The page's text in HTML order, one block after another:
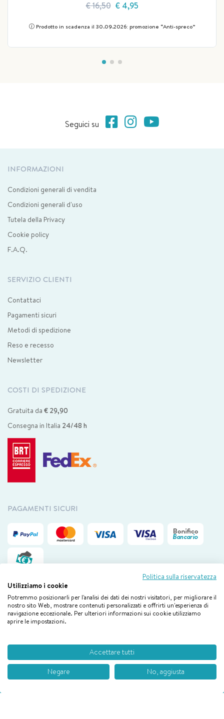
€ 16,50 € 4,95
Prodotto in scadenza il 30.09.2026: promozione “Anti-spreco”
Seguici su
INFORMAZIONI
Condizioni generali di vendita
Condizioni generali d'uso
Tutela della Privacy
Cookie policy
F.A.Q.
SERVIZIO CLIENTI
Contattaci
Pagamenti sicuri
Metodi di spedizione
Reso e recesso
Newsletter
COSTI DI SPEDIZIONE
Gratuita da € 29,90
Consegna in Italia 24/48 h
PAGAMENTI SICURI
Il nostro servizio clienti è disponibile via mail da lunedì a venerdìdalle
09.00 alle 18.00
Boiron © 2026 By E-Tailor – New Works Webtech Srl
P. IVA 02658930132
Politica sulla riservatezza
Utilizziamo i cookie
Potremmo posizionarli per l'analisi dei dati dei nostri visitatori, per migliorare il
nostro sito Web, mostrare contenuti personalizzati e offrirti un'esperienza di
navigazione eccezionale. Per ulteriori informazioni sui cookie utilizziamo
aprire le impostazioni.
Accettare tutti
Negare No, aggiusta